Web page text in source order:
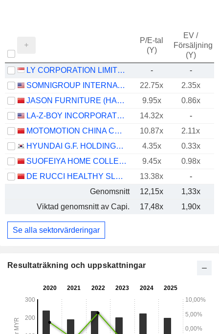
P/E-tal
(Y)
EV /
Försäljning
(Y)
LY CORPORATION LIMITED -
-
SOMNIGROUP INTERNATIONAL INC.
22.75x
2.35x
JASON FURNITURE (HANGZHOU) CO.,LTD.
9.95x
0.86x
LA-Z-BOY INCORPORATED
14.32x
-
MOTOMOTION CHINA CORPORATION
10.87x
2.11x
HYUNDAI G.F. HOLDINGS CO., LTD.
4.35x
0.33x
SUOFEIYA HOME COLLECTION CO., LTD.
9.45x
0.98x
DE RUCCI HEALTHY SLEEP CO., LTD.
13.38x
-
Genomsnitt
12,15x
1,33x
Viktad genomsnitt av Capi.
17,48x 1,90x
Se alla sektorvärderingar
Resultaträkning och uppskattningar